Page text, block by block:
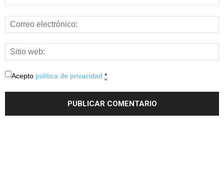
Acepto política de privacidad *